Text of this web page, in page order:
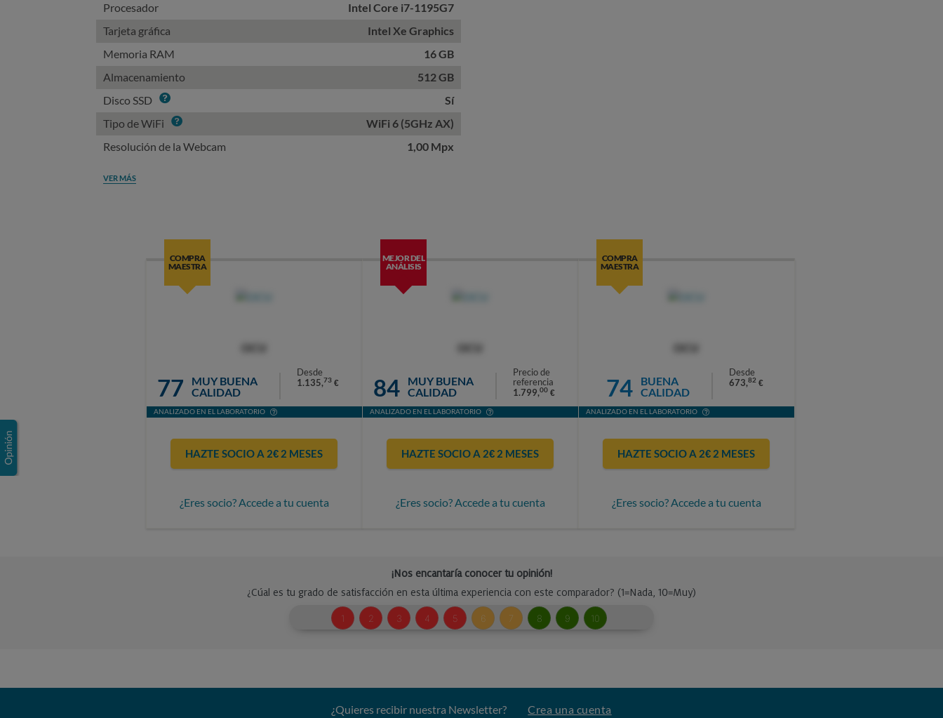
Procesador
Intel Core i7-1195G7
Tarjeta gráfica
Intel Xe Graphics
Memoria RAM
16 GB
Almacenamiento
512 GB
Disco SSD Info
Sí
Tipo de WiFi Info
WiFi 6 (5GHz AX)
Resolución de la Webcam
1,00 Mpx
VER MÁS
COMPRA
MAESTRA
77
MUY BUENA
CALIDAD
Desde
1.135,73 €
ANALIZADO EN EL LABORATORIO
HAZTE SOCIO A 2€ 2 MESES
¿Eres socio? Accede a tu cuenta
MEJOR DEL
ANÁLISIS
84
MUY BUENA
CALIDAD
Precio de
referencia
1.799,00 €
ANALIZADO EN EL LABORATORIO
HAZTE SOCIO A 2€ 2 MESES
¿Eres socio? Accede a tu cuenta
COMPRA
MAESTRA
74
BUENA
CALIDAD
Desde
673,82 €
ANALIZADO EN EL LABORATORIO
HAZTE SOCIO A 2€ 2 MESES
¿Eres socio? Accede a tu cuenta
¿Quieres recibir nuestra Newsletter? Crea una cuenta